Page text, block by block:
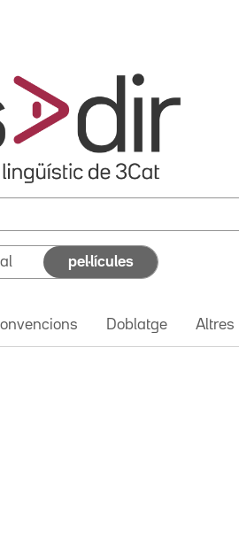
pel·lícules
Doblatge Altres